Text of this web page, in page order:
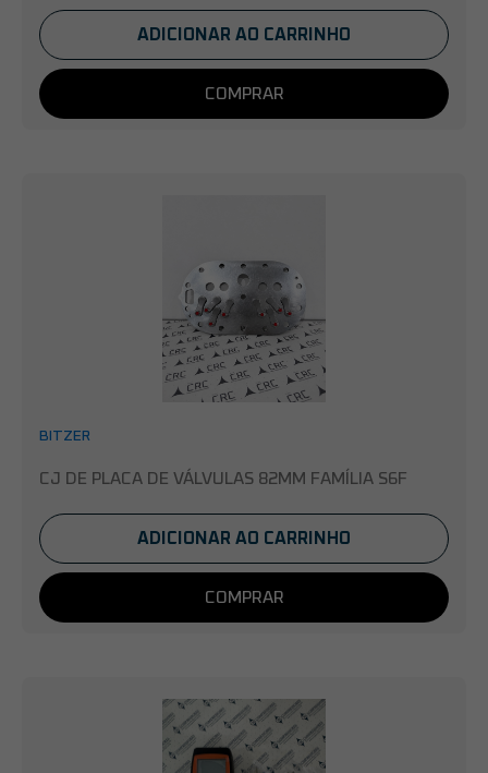
ADICIONAR AO CARRINHO
COMPRAR
BITZER
CJ DE PLACA DE VÁLVULAS 82MM FAMÍLIA S6F
ADICIONAR AO CARRINHO
COMPRAR